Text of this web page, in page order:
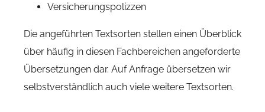
Versicherungspolizzen
Die angeführten Textsorten stellen einen Überblick
über häufig in diesen Fachbereichen angeforderte
Übersetzungen dar. Auf Anfrage übersetzen wir
selbstverständlich auch viele weitere Textsorten.